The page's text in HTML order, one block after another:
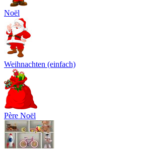
Noël
Weihnachten (einfach)
Père Noël